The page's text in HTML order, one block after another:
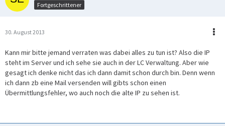
Fortgeschrittener
30. August 2013
Kann mir bitte jemand verraten was dabei alles zu tun ist? Also die IP
steht im Server und ich sehe sie auch in der LC Verwaltung. Aber wie
gesagt ich denke nicht das ich dann damit schon durch bin. Denn wenn
ich dann zb eine Mail versenden will gibts schon einen
Übermittlungsfehler, wo auch noch die alte IP zu sehen ist.